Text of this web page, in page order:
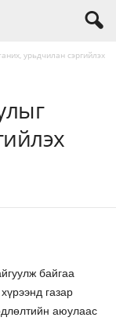
урьдчилан сэргийлэх
байгаа
газар
аюулаас